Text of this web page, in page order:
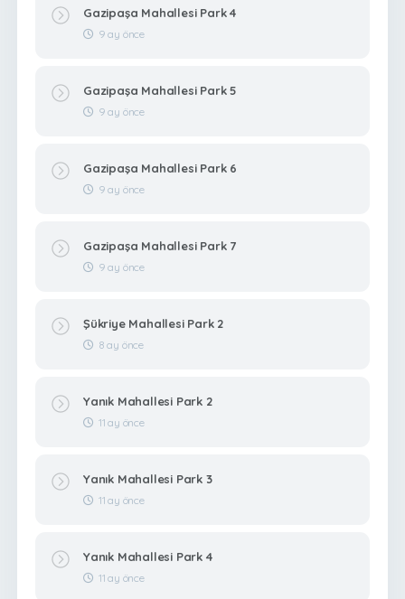
Gazipaşa Mahallesi Park 4
9 ay önce
Gazipaşa Mahallesi Park 5
9 ay önce
Gazipaşa Mahallesi Park 6
9 ay önce
Gazipaşa Mahallesi Park 7
9 ay önce
Şükriye Mahallesi Park 2
8 ay önce
Yanık Mahallesi Park 2
11 ay önce
Yanık Mahallesi Park 3
11 ay önce
Yanık Mahallesi Park 4
11 ay önce